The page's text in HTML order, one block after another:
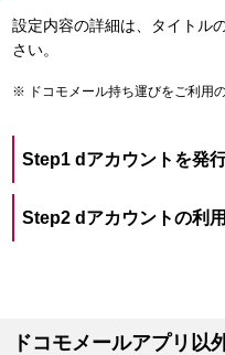
設定内容の詳細は、タイトル
さい。
ドコモメール持ち運びをご利用
Step1 dアカウントを発
Step2 dアカウントの利
ドコモメールアプリ以